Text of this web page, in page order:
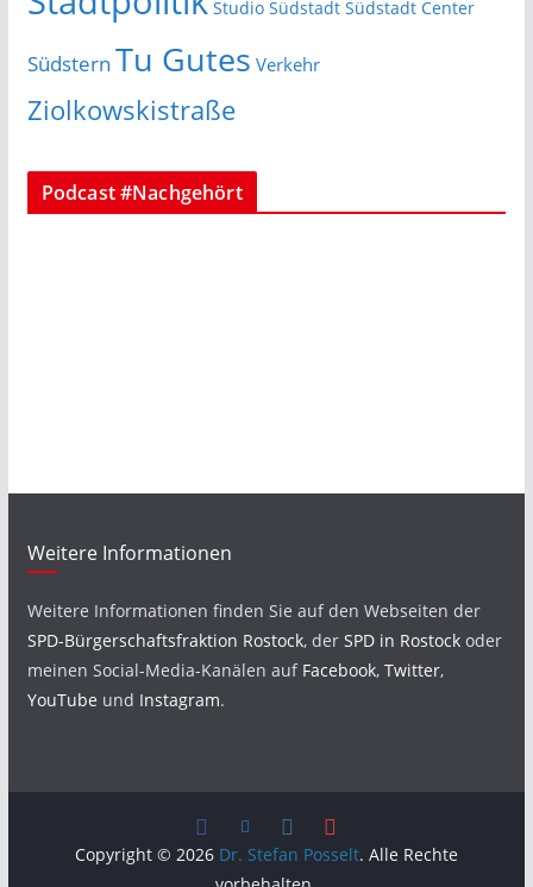
Studio Südstadt Südstadt Center
Südstern Tu Gutes Verkehr
Ziolkowskistraße
Podcast #Nachgehört
Weitere Informationen
Weitere Informationen finden Sie auf den Webseiten der
SPD-Bürgerschaftsfraktion Rostock, der SPD in Rostockoder
meinen Social-Media-Kanälen auf Facebook, Twitter,
YouTube und Instagram.
Copyright © 2026 Dr. Stefan Posselt. Alle Rechte